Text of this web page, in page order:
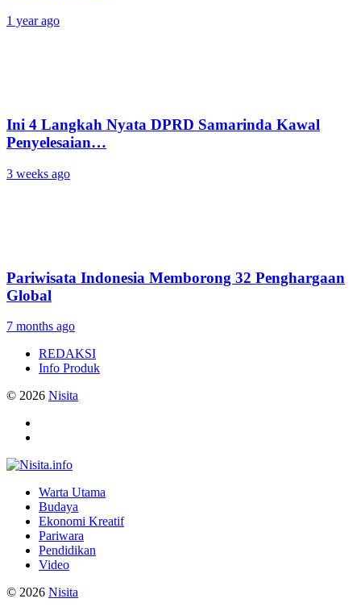
1 year ago
Ini 4 Langkah Nyata DPRD Samarinda Kawal
Penyelesaian…
3 weeks ago
Pariwisata Indonesia Memborong 32 Penghargaan
Global
7 months ago
REDAKSI
Info Produk
© 2026 Nisita
Warta Utama
Budaya
Ekonomi Kreatif
Pariwara
Pendidikan
Video
© 2026 Nisita